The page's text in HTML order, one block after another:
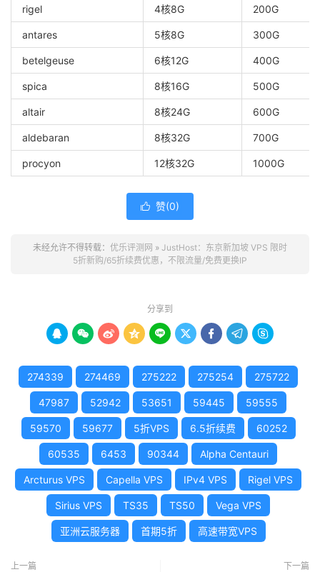
rigel 4核8G 200G
antares 5核8G 300G
betelgeuse 6核12G 400G
spica 8核16G 500G
altair 8核24G 600G
aldebaran 8核32G 700G
procyon 12核32G 1000G
 赞(0)
未经允许不得转载： 优乐评测网 » JustHost：东京新加坡 VPS 限时
5折新购/65折续费优惠，不限流量/免费更换IP
分享到
        
274339 274469 275222 275254 275722
47987 52942 53651 59445 59555
59570 59677 5折VPS 6.5折续费 60252
60535 6453 90344 Alpha Centauri
Arcturus VPS Capella VPS IPv4 VPS Rigel VPS
Sirius VPS TS35 TS50 Vega VPS
亚洲云服务器 首期5折 高速带宽VPS
上一篇 下一篇